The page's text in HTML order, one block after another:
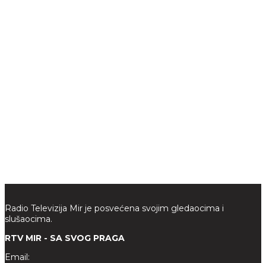
Radio Televizija Mir je posvećena svojim gledaocima i
slušaocima.
RTV MIR - SA SVOG PRAGA
Email: